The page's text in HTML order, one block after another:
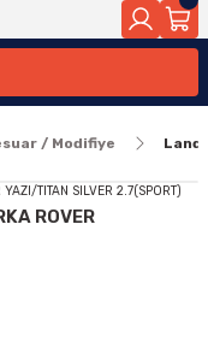
/ Modifiye Land
ROVER